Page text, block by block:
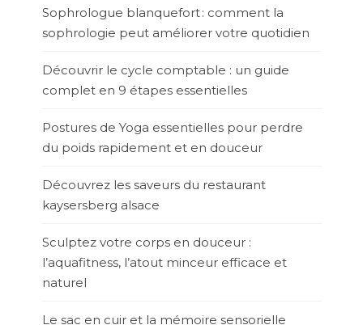
Sophrologue blanquefort : comment la
sophrologie peut améliorer votre quotidien
Découvrir le cycle comptable : un guide
complet en 9 étapes essentielles
Postures de Yoga essentielles pour perdre
du poids rapidement et en douceur
Découvrez les saveurs du restaurant
kaysersberg alsace
Sculptez votre corps en douceur :
l’aquafitness, l’atout minceur efficace et
naturel
Le sac en cuir et la mémoire sensorielle